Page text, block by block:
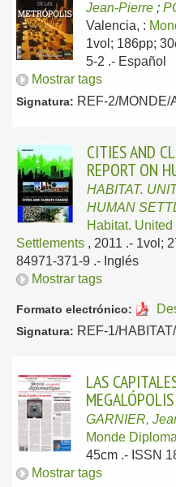
Jean-Pierre ;
Valencia, :
1vol; 186pp;
5-2 .- Español
Mostrar tags
Signatura: REF-2/MONDE/
CITIES AND
REPORT ON
HABITAT.
HUMAN
Habitat.
Settlements , 2011 .- 1vol;
84971-371-9 .- Inglés
Mostrar tags
Formato electrónico:
Signatura: REF-1/
LAS
GARNIER,
Monde
45cm .- ISSN
Mostrar tags